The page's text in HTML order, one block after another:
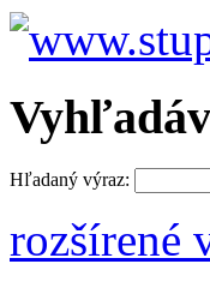
Hľadaný výraz:
rozšírené